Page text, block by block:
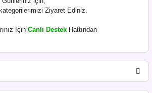
Ziyaret Ediniz.
İçin Canlı Destek Hattından